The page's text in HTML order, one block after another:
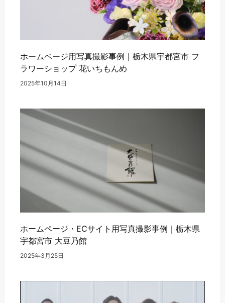
ホームページ用写真撮影事例｜栃木県宇都宮市 フ
ラワーショップ 花いちもんめ
2025年10月14日
ホームページ・ECサイト用写真撮影事例｜栃木県
宇都宮市 大豆乃館
2025年3月25日